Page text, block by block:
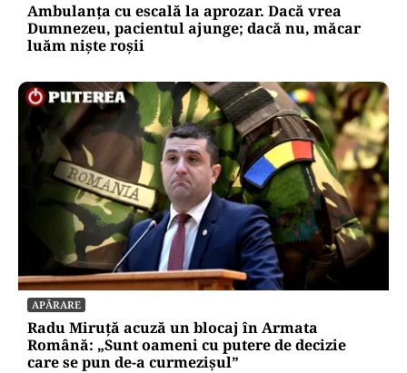
Ambulanța cu escală la aprozar. Dacă vrea
Dumnezeu, pacientul ajunge; dacă nu, măcar
luăm niște roșii
APĂRARE
Radu Miruță acuză un blocaj în Armata
Română: „Sunt oameni cu putere de decizie
care se pun de-a curmezișul”